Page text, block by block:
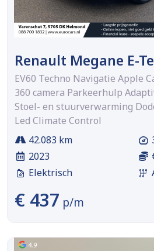
Renault Megane E-
EV60 Techno Navigatie Apple
360 camera Parkeerhulp
Stoel- en stuurverwarming
Led Climate Control
42.083 km
2023
Elektrisch
€ 437 p/m